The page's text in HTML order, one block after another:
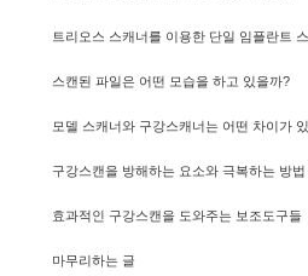
트리오스 스캐너를 이용한 단일 임플란트
스캔된 파일은 어떤 모습을 하고 있을까?
모델 스캐너와 구강스캐너는 어떤 차이가
구강스캔을 방해하는 요소와 극복하는 방법
효과적인 구강스캔을 도와주는 보조도구들
마무리하는 글